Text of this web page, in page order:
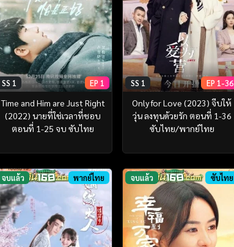
SS 1 EP 1
Time and Him are Just Right
(2022) นายที่ใช่เวลาที่ชอบ
ตอนที่ 1-25 จบ ซับไทย
SS 1 EP 1-36
Only for Love (2023) จีบให้
วุ่น ลงทุนด้วยรัก ตอนที่ 1-36
ซับไทย/พากย์ไทย
จบแล้ว พากย์ไทย จบแล้ว ซับไทย